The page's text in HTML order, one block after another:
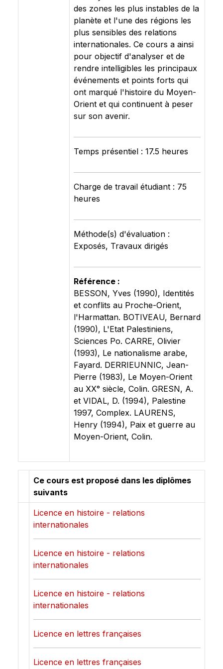
des zones les plus instables de la
planète et l'une des régions les
plus sensibles des relations
internationales. Ce cours a ainsi
pour objectif d'analyser et de
rendre intelligibles les principaux
événements et points forts qui
ont marqué l'histoire du Moyen-
Orient et qui continuent à peser
sur son avenir.
Temps présentiel : 17.5 heures
Charge de travail étudiant : 75
heures
Méthode(s) d'évaluation :
Exposés, Travaux dirigés
Référence :
BESSON, Yves (1990), Identités
et conflits au Proche-Orient,
l'Harmattan. BOTIVEAU, Bernard
(1990), L'Etat Palestiniens,
Sciences Po. CARRE, Olivier
(1993), Le nationalisme arabe,
Fayard. DERRIEUNNIC, Jean-
Pierre (1983), Le Moyen-Orient
au XX° siècle, Colin. GRESN, A.
et VIDAL, D. (1994), Palestine
1997, Complex. LAURENS,
Henry (1994), Paix et guerre au
Moyen-Orient, Colin.
Ce cours est proposé dans les diplômes
suivants
Licence en histoire - relations
internationales
Licence en histoire - relations
internationales
Licence en histoire - relations
internationales
Licence en lettres françaises
Licence en lettres françaises